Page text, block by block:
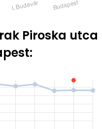
Piroska utca